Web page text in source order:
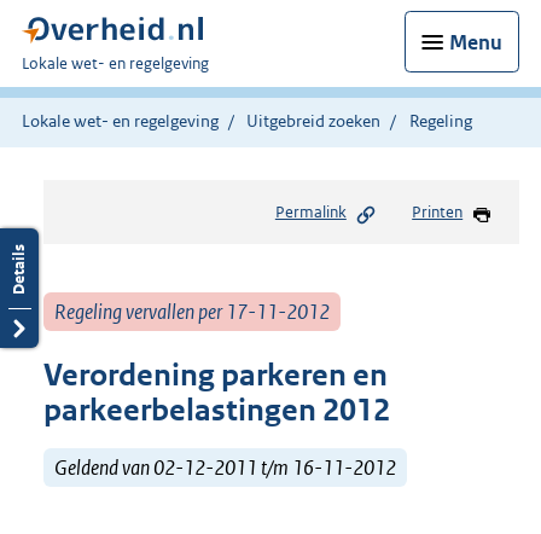
Menu
U
bent
hier:
Lokale wet- en regelgeving
Lokale wet- en regelgeving Uitgebreid zoeken Regeling
Permalink Printen
Regeling vervallen per 17-11-2012
Verordening parkeren en
parkeerbelastingen 2012
Geldend van 02-12-2011 t/m 16-11-2012